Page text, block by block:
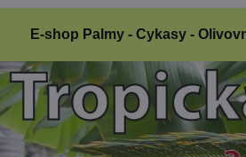
E-shop Palmy - Cykasy -